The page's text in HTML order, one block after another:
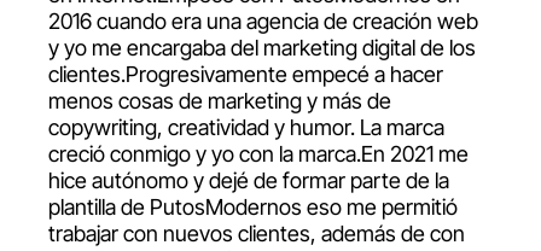
2016 cuando era una agencia de creación web
y yo me encargaba del marketing digital de los
clientes.Progresivamente empecé a hacer
menos cosas de marketing y más de
copywriting, creatividad y humor. La marca
creció conmigo y yo con la marca.En 2021 me
hice autónomo y dejé de formar parte de la
plantilla de PutosModernos eso me permitió
trabajar con nuevos clientes, además de con